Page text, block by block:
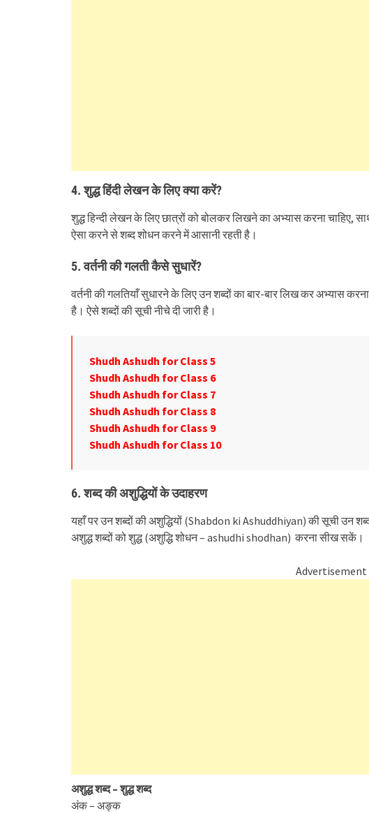
4. शुद्ध हिंदी लेखनके लिए क्या करें?
शुद्ध हिन्दी लेखन के लिए छात्रों को बोलकर लिखने का अभ्यास करना चाहिए,
ऐसा करने से शब्द शोधन करने में आसानी रहती है।
5. वर्तनी की गलतीकैसे सुधारें?
वर्तनी की गलतियाँ सुधारने के लिए उन शब्दों का बार-बार लिख कर अभ्यास
है। ऐसे शब्दों की सूची नीचे दी जारी है।
Shudh Ashudh for Class 5
Shudh Ashudh for Class 6
Shudh Ashudh for Class 7
Shudh Ashudh for Class 8
Shudh Ashudh for Class 9
Shudh Ashudh for Class 10
6. शब्द कीअशुद्धियों के उदाहरण
यहाँ पर उन शब्दों की अशुद्धियों (Shabdon ki Ashuddhiyan) की सूची उन
अशुद्ध शब्दों को शुद्ध (अशुद्धि शोधन – ashudhi shodhan) करना सीख सकें।
Advertisement
अशुद्ध शब्द – शुद्ध शब्द
अंक – अङ्क